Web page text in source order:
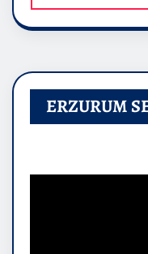
ERZURUM